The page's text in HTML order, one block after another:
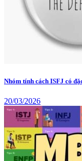
Nhóm tính cách ISFJ có
20/03/2026